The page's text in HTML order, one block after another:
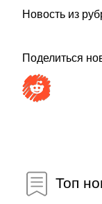
Новость из
Поделиться
Топ